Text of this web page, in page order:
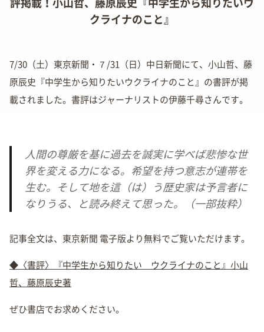
評掲載！小山哲、藤原辰史『中学生から知りたいウ
クライナのこと』
7/30（土）東京新聞・７/31（日）中日新聞にて、小山哲、藤
原辰史『中学生から知りたいウクライナのこと』の書評が掲
載されました。書評はジャーナリストの伊藤千尋さんです。
人間の尊厳を基に過去を誠実に学べば悲惨な世
界を変える力になる。希望を持つ意志が連帯を
生む。そして地を這（は）う歴史家は予言者に
なりうる、と読み終えて思った。（一部抜粋）
記事全文は、東京新聞 電子版より無料でご覧いただけます。
◆〈書評〉『中学生から知りたい ウクライナのこと』小山
哲、藤原辰史著
ぜひ書店でお求めください。